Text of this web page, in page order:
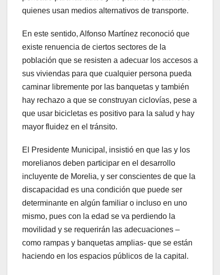
quienes usan medios alternativos de transporte.
En este sentido, Alfonso Martínez reconoció que
existe renuencia de ciertos sectores de la
población que se resisten a adecuar los accesos a
sus viviendas para que cualquier persona pueda
caminar libremente por las banquetas y también
hay rechazo a que se construyan ciclovías, pese a
que usar bicicletas es positivo para la salud y hay
mayor fluidez en el tránsito.
El Presidente Municipal, insistió en que las y los
morelianos deben participar en el desarrollo
incluyente de Morelia, y ser conscientes de que la
discapacidad es una condición que puede ser
determinante en algún familiar o incluso en uno
mismo, pues con la edad se va perdiendo la
movilidad y se requerirán las adecuaciones –
como rampas y banquetas amplias- que se están
haciendo en los espacios públicos de la capital.